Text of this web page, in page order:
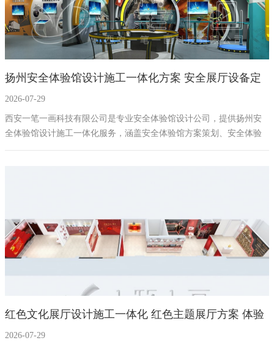
扬州安全体验馆设计施工一体化方案 安全展厅设备定
制 安全教育展厅设计公司
2026-07-29
西安一笔一画科技有限公司是专业安全体验馆设计公司，提供扬州安
全体验馆设计施工一体化服务，涵盖安全体验馆方案策划、安全体验
馆设备定制及安全教育展厅设计施工，打造融合历史智慧与现代科技
红色文化展厅设计施工一体化 红色主题展厅方案 体验
馆设备公司
2026-07-29